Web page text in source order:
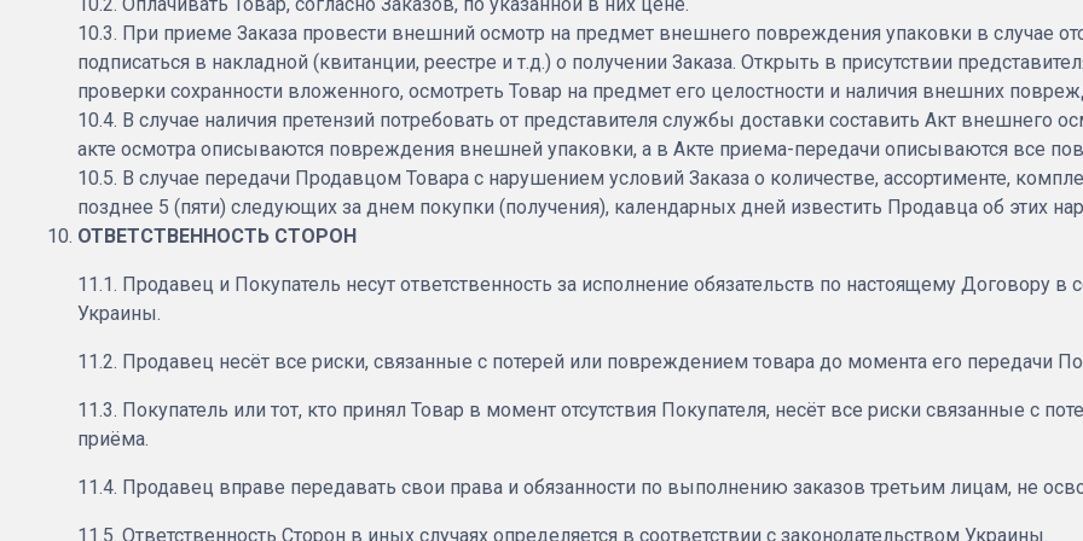
10.3. При приеме Заказа провести внешний осмотр на предмет внешнего повреждения упаковки в случае
подписаться в накладной (квитанции, реестре и т.д.) о получении Заказа. Открыть в присутствии
проверки сохранности вложенного, осмотреть Товар на предмет его целостности и наличия внешних
10.4. В случае наличия претензий потребовать от представителя службы доставки составить Акт внешнего
акте осмотра описываются повреждения внешней упаковки, а в Акте приема-передачи описываются все
10.5. В случае передачи Продавцом Товара с нарушением условий Заказа о количестве, ассортименте,
позднее 5 (пяти) следующих за днем покупки (получения), календарных дней известить Продавца об этих
ОТВЕТСТВЕННОСТЬ СТОРОН
11.1. Продавец и Покупатель несут ответственность за исполнение обязательств по настоящему Договору
Украины.
11.2. Продавец несёт все риски, связанные с потерей или повреждением товара до момента его передачи
11.3. Покупатель или тот, кто принял Товар в момент отсутствия Покупателя, несёт все риски связанные с
приёма.
11.4. Продавец вправе передавать свои права и обязанности по выполнению заказов третьим лицам, не
11.5. Ответственность Сторон в иных случаях определяется в соответствии с законодательством Украины.